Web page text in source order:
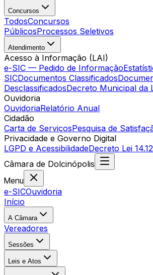
Concursos
TodosConcursos
PúblicosProcessos Seletivos
Atendimento
Acesso à Informação (LAI)
e-SIC — Pedido de Informação
SICDocumentos Classificados
DesclassificadosDecreto Municipal da
Ouvidoria
OuvidoriaRelatório Anual
Cidadão
Carta de ServiçosPesquisa de
Privacidade e Governo Digital
LGPD e AcessibilidadeDecreto Lei
Câmara de Dolcinópolis
Menu
e-SICOuvidoria
Início
A Câmara
Vereadores
Sessões
Leis e Atos